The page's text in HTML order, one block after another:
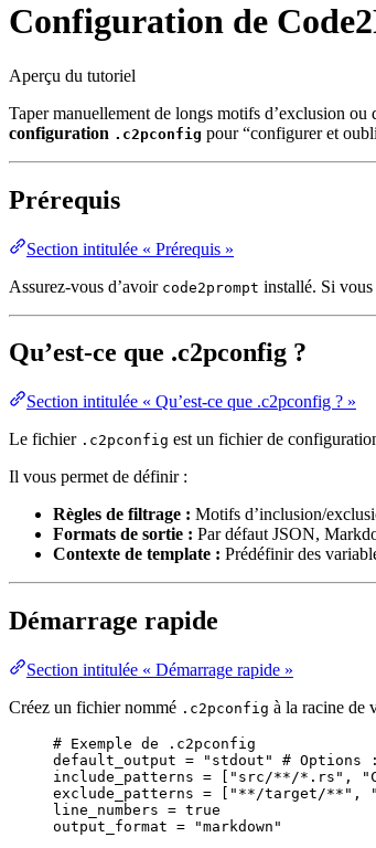
Configuration de
Aperçu du tutoriel
Taper manuellement de longs motifs d’exclusion
configuration .c2pconfig pour “configurer et
Prérequis
Section intitulée « Prérequis »
Assurez-vous d’avoir code2prompt installé. Si vous
Qu’est-ce que .c2pconfig ?
Section intitulée « Qu’est-ce que .c2pconfig ? »
Le fichier .c2pconfig est un fichier de
Il vous permet de définir :
Règles de filtrage : Motifs d’inclusion/
Formats de sortie : Par défaut JSON,
Contexte de template : Prédéfinir des
Démarrage rapide
Section intitulée « Démarrage rapide »
Créez un fichier nommé .c2pconfig à la racine de
# Exemple de .c2pconfig
default_output = " stdout "
#
include_patterns = [ " src/**/*.rs " , "
exclude_patterns = [ " **/target/** " , "
line_numbers = true
output_format = "markdown "